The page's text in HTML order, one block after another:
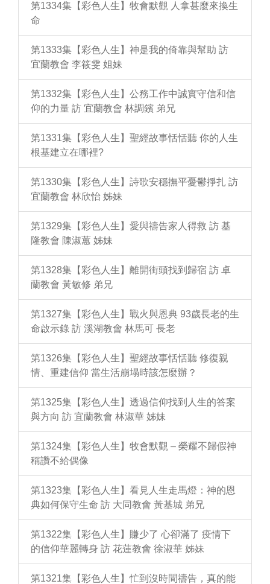
第1334集【彩色人生】牧會默觀 人拿甚麼來換生
命
第1333集【彩色人生】神是我的倚靠與幫助 訪
宜蘭教會 李筱雯 姐妹
第1332集【彩色人生】公務工作中誠實守信和信
仰的力量 訪 宜蘭教會 林調鑌 弟兄
第1331集【彩色人生】聖經故事恬恬聽 你的人生
根基建立在哪裡?
第1330集【彩色人生】詩歌安穩撫平憂鬱掙扎 訪
宜蘭教會 林欣怡 姊妹
第1329集【彩色人生】愛與禱告家人得救 訪 基
隆教會 陳淑蕙 姊妹
第1328集【彩色人生】離開街頭找到歸宿 訪 卓
蘭教會 黃敏修 弟兄
第1327集【彩色人生】戰火與恩典 93歲長老的生
命啟示錄 訪 溪湖教會 林馬可 長老
第1326集【彩色人生】聖經故事恬恬聽 修復親
情、重建信仰 當生活崩塌時該怎麼辦？
第1325集【彩色人生】透過信仰找到人生的答案
與方向 訪 宜蘭教會 林淑華 姊妹
第1324集【彩色人生】牧會默觀 – 榮耀不歸假神
稱讚不給偶像
第1323集【彩色人生】看見人生走馬燈：神的恩
典如何保守生命 訪 大同教會 黃基城 弟兄
第1322集【彩色人生】賺少了 心卻滿了 疫情下
的信仰華麗轉身 訪 花蓮教會 徐淑華 姊妹
第1321集【彩色人生】忙到沒時間禱告，真的能